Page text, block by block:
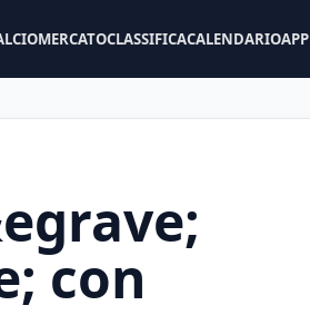
CLASSIFICACALENDARIOAPP
con